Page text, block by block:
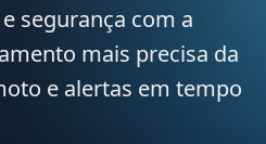
segurança com a
mais precisa da
e alertas em tempo